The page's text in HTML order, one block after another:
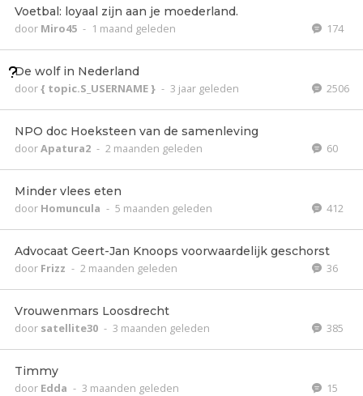
Voetbal: loyaal zijn aan je moederland.
door Miro45 - 1 maand geleden 174
De wolf in Nederland
door{ topic.S_USERNAME } - 3 jaar geleden 2506
NPO doc Hoeksteen van de samenleving
doorApatura2 - 2 maanden geleden 60
Minder vlees eten
door Homuncula - 5 maanden geleden 412
Advocaat Geert-Jan Knoops voorwaardelijk geschorst
door Frizz - 2 maanden geleden 36
Vrouwenmars Loosdrecht
door satellite30 - 3 maanden geleden 385
Timmy
door Edda - 3 maanden geleden 15